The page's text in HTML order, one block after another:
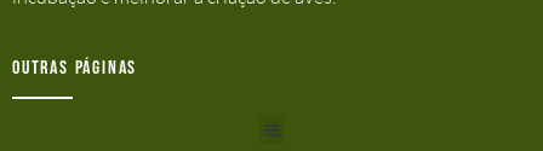
Outras Páginas